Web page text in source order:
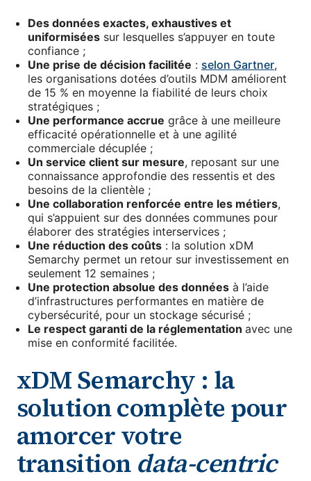
Des données exactes, exhaustives et
uniformisées sur lesquelles s’appuyer en toute
confiance ;
Une prise de décision facilitée : selon Gartner,
les organisations dotées d’outils MDM améliorent
de 15 % en moyenne la fiabilité de leurs choix
stratégiques ;
Une performance accrue grâce à une meilleure
efficacité opérationnelle et à une agilité
commerciale décuplée ;
Un service client sur mesure, reposant sur une
connaissance approfondie des ressentis et des
besoins de la clientèle ;
Une collaboration renforcée entre les métiers,
qui s’appuient sur des données communes pour
élaborer des stratégies interservices ;
Une réduction des coûts : la solution xDM
Semarchy permet un retour sur investissement en
seulement 12 semaines ;
Une protection absolue des données à l’aide
d’infrastructures performantes en matière de
cybersécurité, pour un stockage sécurisé ;
Le respect garanti de la réglementation avec une
mise en conformité facilitée.
xDM Semarchy : la
solution complète pour
amorcer votre
transition data-centric